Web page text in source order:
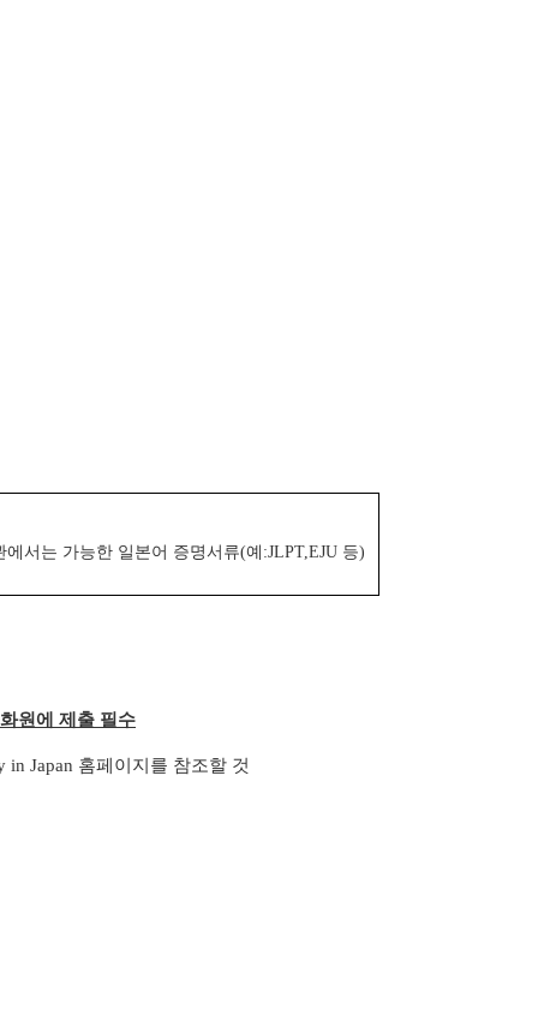
서는 가능한 일본어 증명서류(예:JLPT,EJU 등)
원에 제출 필수
Japan 홈페이지를 참조할 것